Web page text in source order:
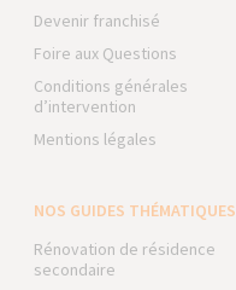
Devenir franchisé
Foire aux Questions
Conditions générales
d’intervention
Mentions légales
NOS GUIDES THÉMATIQUES
Rénovation de résidence
secondaire